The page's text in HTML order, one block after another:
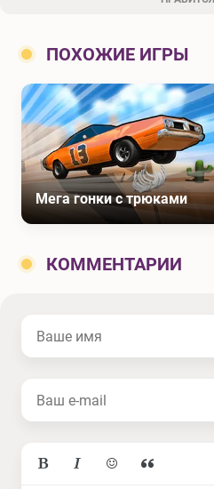
ПОХОЖИЕ ИГРЫ
Мега гонки с трюками
КОММЕНТАРИИ